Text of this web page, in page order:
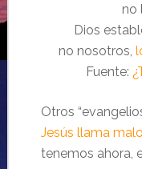
no
Dios
no nosotros,
Fuente:
Otros
Jesús llama malo
tenemos ahora,